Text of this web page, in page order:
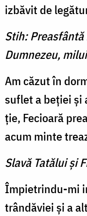
izbăvit de
Stih: Preasfântă
Dumnezeu,
Am căzut în
suflet a beției și
ție, Fecioară
acum minte
Slavă Tatălui şi
Împietrindu-mi
trândăviei și a